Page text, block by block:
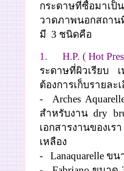
กระดาษที่ซื้อมาเป็
วาดภาพนอกสถาน
มี 3 ชนิดคือ
1.H.P. ( Hot
ระดาษที่ผิวเรียบ
ต้องการเก็บรายล
-
Arches
สำหรับงานdry
เอกสารงานของเ
เหลือง
- Lanaquarelle ขน